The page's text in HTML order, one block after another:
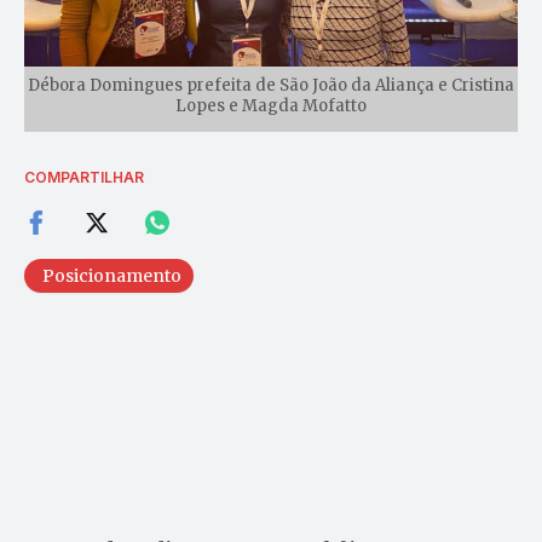
Débora Domingues prefeita de São João da Aliança e Cristina
Lopes e Magda Mofatto
COMPARTILHAR
Posicionamento